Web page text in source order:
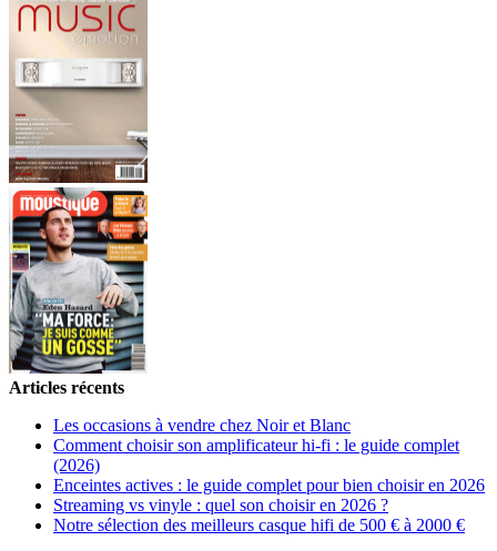
Articles récents
Les occasions à vendre chez Noir et Blanc
Comment choisir son amplificateur hi-fi : le guide complet
(2026)
Enceintes actives : le guide complet pour bien choisir en 2026
Streaming vs vinyle : quel son choisir en 2026 ?
Notre sélection des meilleurs casque hifi de 500 € à 2000 €